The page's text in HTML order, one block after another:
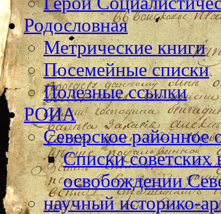
Родословная
Метрические книги
Посемейные списки
Полезные ссылки
РОИА
Северское
Списки
освобождении
научный историко-